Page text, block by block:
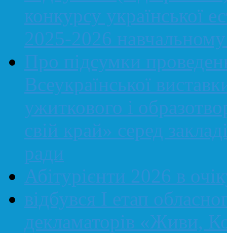
конкурсу української
2025-2026
Про підсумки
Всеукраїнської
ужиткового і
свій край» серед
ради
Абітурієнти 2026 в
відбувся І етап
декламаторів «Живи,